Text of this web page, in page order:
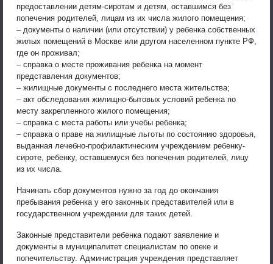
предоставлении детям-сиротам и детям, оставшимся без
попечения родителей, лицам из их числа жилого помещения;
– документы о наличии (или отсутствии) у ребенка собственных
жилых помещений в Москве или другом населенном пункте РФ,
где он проживал;
– справка о месте проживания ребенка на момент
представления документов;
– жилищные документы с последнего места жительства;
– акт обследования жилищно-бытовых условий ребенка по
месту закрепленного жилого помещения;
– справка с места работы или учебы ребенка;
– справка о праве на жилищные льготы по состоянию здоровья,
выданная лечебно-профилактическим учреждением ребенку-
сироте, ребенку, оставшемуся без попечения родителей, лицу
из их числа.
Начинать сбор документов нужно за год до окончания
пребывания ребенка у его законных представителей или в
государственном учреждении для таких детей.
Законные представители ребенка подают заявление и
документы в муниципалитет специалистам по опеке и
попечительству. Администрация учреждения представляет